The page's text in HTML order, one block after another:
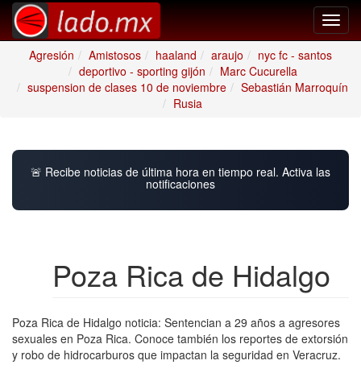
Agresión
Amistosos haaland araujo
nyc fc - santos
deportivo - sporting gijón
Marc Cucurella
suspension de clases 10 de noviembre
Sebastián Marroquín
Rusia
🚨 Recibe noticias de última hora en tiempo real. Activa las
notificaciones
Poza Rica de Hidalgo
Poza Rica de Hidalgo noticia: Sentencian a 29 años a agresores
sexuales en Poza Rica. Conoce también los reportes de extorsión
y robo de hidrocarburos que impactan la seguridad en Veracruz.